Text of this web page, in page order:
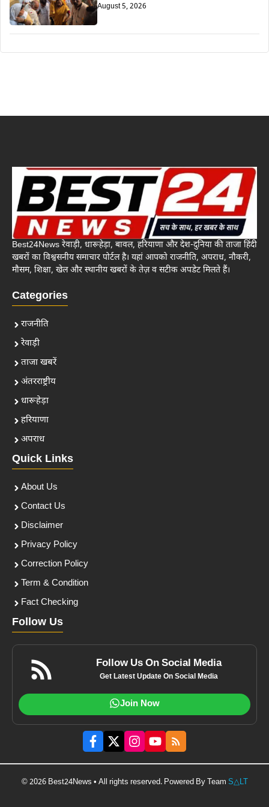
August 5, 2026
Best24News रेवाड़ी, धारूहेड़ा, बावल, हरियाणा और देश-दुनिया की ताजा हिंदी
खबरों का विश्वसनीय समाचार पोर्टल है। यहां आपको राजनीति, अपराध, नौकरी,
मौसम, शिक्षा, खेल और स्थानीय खबरों के तेज़ व सटीक अपडेट मिलते हैं।
Categories
राजनीति
रेवाड़ी
ताजा खबरें
अंतरराष्ट्रीय
धारूहेड़ा
हरियाणा
अपराध
Quick Links
About Us
Contact Us
Disclaimer
Privacy Policy
Correction Policy
Term & Condition
Fact Checking
Follow Us
Follow Us On Social Media
Get Latest Update On Social Media
Join Now
© 2026 Best24News • All rights reserved. Powered By Team S△LT